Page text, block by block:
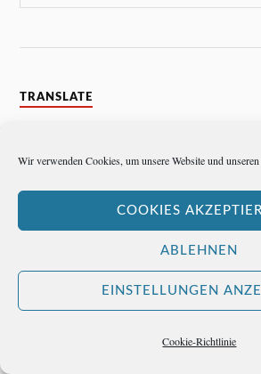
Wir verwenden Cookies, um unsere Website und
COOKIES
ABLEHNEN
EINSTELLUNGEN
Cookie-Richtlinie
TRANSLATE